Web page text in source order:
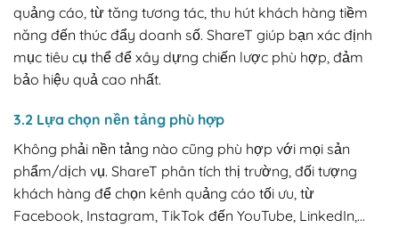
quảng cáo, từ tăng tương tác, thu hút khách hàng tiềm
năng đến thúc đẩy doanh số. ShareT giúp bạn xác định
mục tiêu cụ thể để xây dựng chiến lược phù hợp, đảm
bảo hiệu quả cao nhất.
3.2 Lựa chọn nền tảng phù hợp
Không phải nền tảng nào cũng phù hợp với mọi sản
phẩm/dịch vụ. ShareT phân tích thị trường, đối tượng
khách hàng để chọn kênh quảng cáo tối ưu, từ
Facebook, Instagram, TikTok đến YouTube, LinkedIn,…